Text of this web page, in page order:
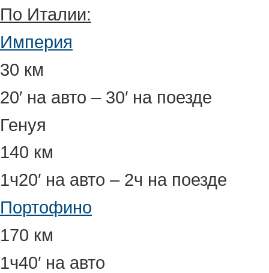
По Италии:
Империя
30 км
20′ на авто – 30′ на поезде
Генуя
140 км
1ч20′ на авто – 2ч на поезде
Портофино
170 км
1ч40′ на авто